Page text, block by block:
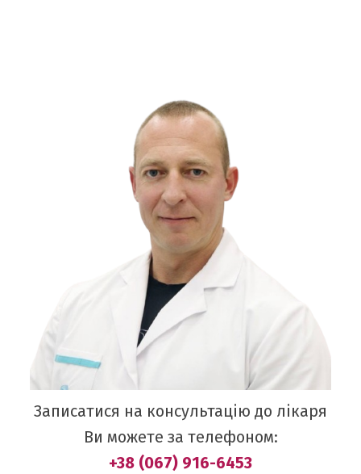
Записатися на консультацію до лікаря
Ви можете за телефоном:
+38 (067) 916-6453